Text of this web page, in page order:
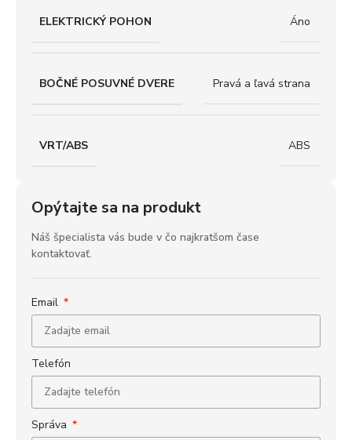
ELEKTRICKÝ POHON Áno
BOČNÉ POSUVNÉ DVERE Pravá a ľavá strana
VRT/ABS ABS
Opýtajte sa na produkt
Náš špecialista vás bude v čo najkratšom čase
kontaktovať.
Email
Telefón
Správa